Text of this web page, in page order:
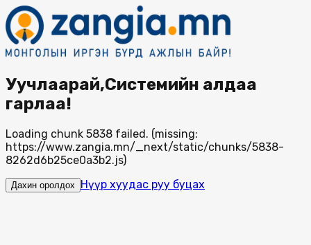
Уучлаарай,Системийн алдаа
гарлаа!
Loading chunk 5838 failed. (missing:
https://www.zangia.mn/_next/static/chunks/5838-
8262d6b25ce0a3b2.js)
Дахин оролдох Нүүр хуудас руу буцах